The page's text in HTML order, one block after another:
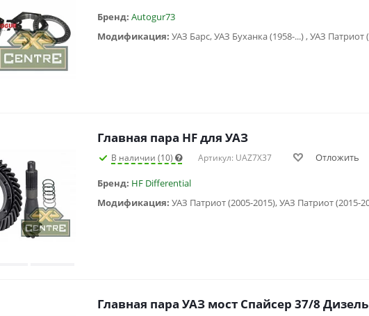
Бренд: Autogur73
Модификация:
Главная пара HF для УАЗ
В наличии (10) Артикул: UAZ7X37 Отложить
Бренд: HF Differential
Модификация:
Главная пара УАЗ мост Спайсер 37/8 Дизель